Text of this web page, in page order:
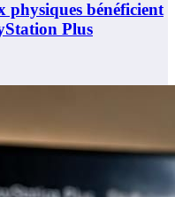
physiques bénéficient
Plus